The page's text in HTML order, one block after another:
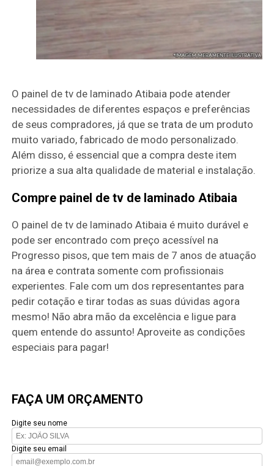
O painel de tv de laminado Atibaia pode atender
necessidades de diferentes espaços e preferências
de seus compradores, já que se trata de um produto
muito variado, fabricado de modo personalizado.
Além disso, é essencial que a compra deste item
priorize a sua alta qualidade de material e instalação.
Compre painel de tv de laminado Atibaia
O painel de tv de laminado Atibaia é muito durável e
pode ser encontrado com preço acessível na
Progresso pisos, que tem mais de 7 anos de atuação
na área e contrata somente com profissionais
experientes. Fale com um dos representantes para
pedir cotação e tirar todas as suas dúvidas agora
mesmo! Não abra mão da excelência e ligue para
quem entende do assunto! Aproveite as condições
especiais para pagar!
FAÇA UM ORÇAMENTO
Digite seu nome
Digite seu email